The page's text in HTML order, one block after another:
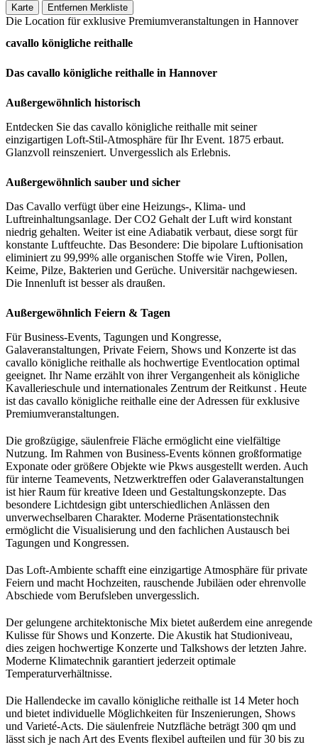
Karte Entfernen Merkliste
Die Location für exklusive Premiumveranstaltungen in Hannover
cavallo königliche reithalle
Das cavallo königliche reithalle in Hannover
Außergewöhnlich historisch
Entdecken Sie das cavallo königliche reithalle mit seiner
einzigartigen Loft-Stil-Atmosphäre für Ihr Event. 1875 erbaut.
Glanzvoll reinszeniert. Unvergesslich als Erlebnis.
Außergewöhnlich sauber und sicher
Das Cavallo verfügt über eine Heizungs-, Klima- und
Luftreinhaltungsanlage. Der CO2 Gehalt der Luft wird konstant
niedrig gehalten. Weiter ist eine Adiabatik verbaut, diese sorgt für
konstante Luftfeuchte. Das Besondere: Die bipolare Luftionisation
eliminiert zu 99,99% alle organischen Stoffe wie Viren, Pollen,
Keime, Pilze, Bakterien und Gerüche. Universitär nachgewiesen.
Die Innenluft ist besser als draußen.
Außergewöhnlich Feiern & Tagen
Für Business-Events, Tagungen und Kongresse,
Galaveranstaltungen, Private Feiern, Shows und Konzerte ist das
cavallo königliche reithalle als hochwertige Eventlocation optimal
geeignet. Ihr Name erzählt von ihrer Vergangenheit als königliche
Kavallerieschule und internationales Zentrum der Reitkunst . Heute
ist das cavallo königliche reithalle eine der Adressen für exklusive
Premiumveranstaltungen.
Die großzügige, säulenfreie Fläche ermöglicht eine vielfältige
Nutzung. Im Rahmen von Business-Events können großformatige
Exponate oder größere Objekte wie Pkws ausgestellt werden. Auch
für interne Teamevents, Netzwerktreffen oder Galaveranstaltungen
ist hier Raum für kreative Ideen und Gestaltungskonzepte. Das
besondere Lichtdesign gibt unterschiedlichen Anlässen den
unverwechselbaren Charakter. Moderne Präsentationstechnik
ermöglicht die Visualisierung und den fachlichen Austausch bei
Tagungen und Kongressen.
Das Loft-Ambiente schafft eine einzigartige Atmosphäre für private
Feiern und macht Hochzeiten, rauschende Jubiläen oder ehrenvolle
Abschiede vom Berufsleben unvergesslich.
Der gelungene architektonische Mix bietet außerdem eine anregende
Kulisse für Shows und Konzerte. Die Akustik hat Studioniveau,
dies zeigen hochwertige Konzerte und Talkshows der letzten Jahre.
Moderne Klimatechnik garantiert jederzeit optimale
Temperaturverhältnisse.
Die Hallendecke im cavallo königliche reithalle ist 14 Meter hoch
und bietet individuelle Möglichkeiten für Inszenierungen, Shows
und Varieté-Acts. Die säulenfreie Nutzfläche beträgt 300 qm und
lässt sich je nach Art des Events flexibel aufteilen und für 30 bis zu